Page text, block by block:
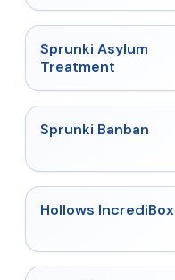
★
Sprunki Asylum
Treatment
★
Sprunki Banban
★ 4.3
Hollows IncrediBox